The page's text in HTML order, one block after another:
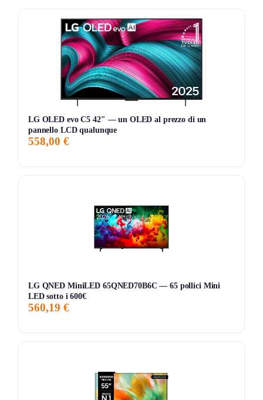
Cosa ne pensa chi l’ha provato
Chi ha provato questa TV la descrive come un vero e
proprio centro di intrattenimento. Tra i punti a favore, molti
utenti apprezzano l’audio surround 3D con OTS, che
arricchisce l’esperienza visiva. Inoltre, la funzione Q-
Symphony crea una sinergia perfetta con le soundbar,
migliorando ulteriormente la qualità audio. Tuttavia, alcuni
notano che la TV è un po’ più costosa rispetto ad altri
modelli sul mercato. Il Smart Hub semplifica la navigazione
Storico Prezzo
191 giorni di monitoraggio
7G 30G
LG OLED evo C5 42″ — un OLED al prezzo di un
pannello LCD qualunque
558,00 €
LG QNED MiniLED 65QNED70B6C — 65 pollici Mini
LED sotto i 600€
560,19 €